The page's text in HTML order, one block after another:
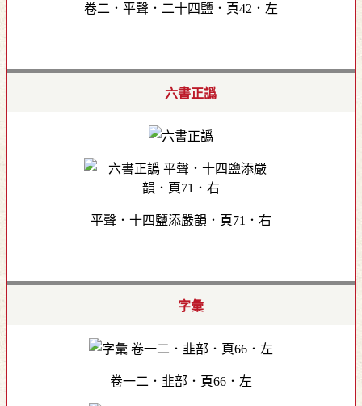
卷二．平聲．二十四鹽．頁42．左
六書正譌
平聲．十四鹽添嚴韻．頁71．右
字彙
卷一二．韭部．頁66．左